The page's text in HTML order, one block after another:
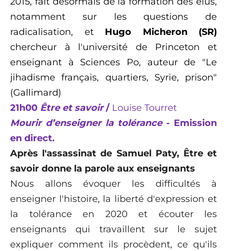
notamment sur les questions de
radicalisation,
et Hugo Micheron (SR)
chercheur à l'université de Princeton et
enseignant à Sciences Po, auteur de "Le
jihadisme français, quartiers, Syrie, prison"
(Gallimard)
21h00 Être et savoir/ Louise Tourret
Mourir d’enseigner la tolérance- Emission
en direct.
Après l'assassinat de Samuel Paty, Être et
savoir donne la parole aux enseignants
Nous allons évoquer les difficultés à
enseigner l'histoire, la liberté d'expression et
la tolérance en 2020 et écouter les
enseignants qui travaillent sur le sujet
expliquer comment ils procèdent, ce qu'ils